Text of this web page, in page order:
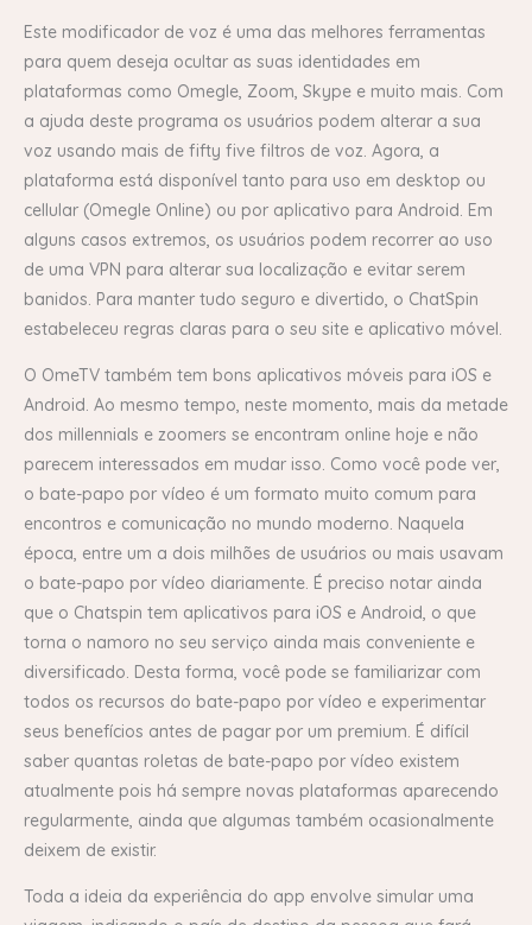
Este modificador de voz é uma das melhores ferramentas
para quem deseja ocultar as suas identidades em
plataformas como Omegle, Zoom, Skype e muito mais. Com
a ajuda deste programa os usuários podem alterar a sua
voz usando mais de fifty five filtros de voz. Agora, a
plataforma está disponível tanto para uso em desktop ou
cellular (Omegle Online) ou por aplicativo para Android. Em
alguns casos extremos, os usuários podem recorrer ao uso
de uma VPN para alterar sua localização e evitar serem
banidos. Para manter tudo seguro e divertido, o ChatSpin
estabeleceu regras claras para o seu site e aplicativo móvel.
O OmeTV também tem bons aplicativos móveis para iOS e
Android. Ao mesmo tempo, neste momento, mais da metade
dos millennials e zoomers se encontram online hoje e não
parecem interessados em mudar isso. Como você pode ver,
o bate-papo por vídeo é um formato muito comum para
encontros e comunicação no mundo moderno. Naquela
época, entre um a dois milhões de usuários ou mais usavam
o bate-papo por vídeo diariamente. É preciso notar ainda
que o Chatspin tem aplicativos para iOS e Android, o que
torna o namoro no seu serviço ainda mais conveniente e
diversificado. Desta forma, você pode se familiarizar com
todos os recursos do bate-papo por vídeo e experimentar
seus benefícios antes de pagar por um premium. É difícil
saber quantas roletas de bate-papo por vídeo existem
atualmente pois há sempre novas plataformas aparecendo
regularmente, ainda que algumas também ocasionalmente
deixem de existir.
Toda a ideia da experiência do app envolve simular uma